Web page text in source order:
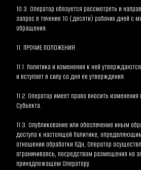
10.3. Оператор обязуется рассмотреть и
запрос в течение 10 (десяти) рабочих дней с
обращения.
11. ПРОЧИЕ ПОЛОЖЕНИЯ
11.1. Политика и изменения к ней
и вступает в силу со дня ее утверждения.
11.2. Оператор имеет право вносить изменения
Субъекта.
11.3. Опубликование или обеспечение иным
доступа к настоящей Политике,
отношении обработки ПДн, Оператор
ограничиваясь, посредством размещения на
принадлежащем Оператору.